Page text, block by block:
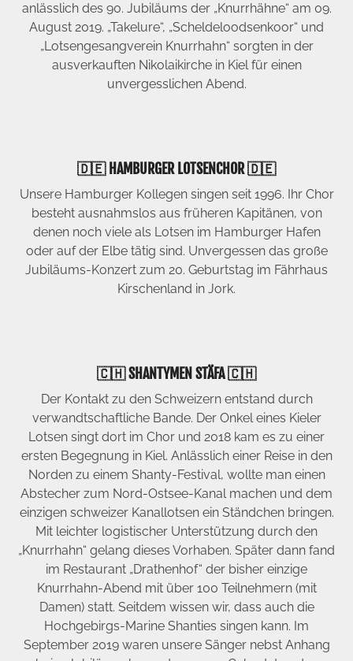
anlässlich des 90. Jubiläums der „Knurrhähne“ am 09.
August 2019. „Takelure“, „Scheldeloodsenkoor“ und
„Lotsengesangverein Knurrhahn“ sorgten in der
ausverkauften Nikolaikirche in Kiel für einen
unvergesslichen Abend.
🇩🇪 HAMBURGER LOTSENCHOR 🇩🇪
Unsere Hamburger Kollegen singen seit 1996. Ihr Chor
besteht ausnahmslos aus früheren Kapitänen, von
denen noch viele als Lotsen im Hamburger Hafen
oder auf der Elbe tätig sind. Unvergessen das große
Jubiläums-Konzert zum 20. Geburtstag im Fährhaus
Kirschenland in Jork.
🇨🇭 SHANTYMEN STÄFA 🇨🇭
Der Kontakt zu den Schweizern entstand durch
verwandtschaftliche Bande. Der Onkel eines Kieler
Lotsen singt dort im Chor und 2018 kam es zu einer
ersten Begegnung in Kiel. Anlässlich einer Reise in den
Norden zu einem Shanty-Festival, wollte man einen
Abstecher zum Nord-Ostsee-Kanal machen und dem
einzigen schweizer Kanallotsen ein Ständchen bringen.
Mit leichter logistischer Unterstützung durch den
„Knurrhahn“ gelang dieses Vorhaben. Später dann fand
im Restaurant „Drathenhof“ der bisher einzige
Knurrhahn-Abend mit über 100 Teilnehmern (mit
Damen) statt. Seitdem wissen wir, dass auch die
Hochgebirgs-Marine Shanties singen kann. Im
September 2019 waren unsere Sänger nebst Anhang